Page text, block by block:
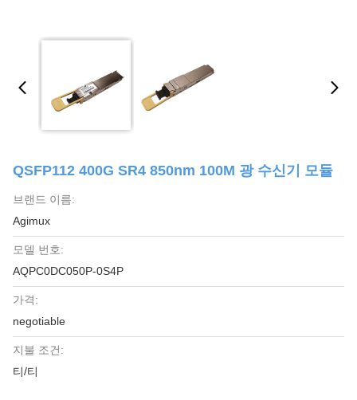
QSFP112 400G SR4 850nm 100M 광 수신기 모듈
브랜드 이름:
Agimux
모델 번호:
AQPC0DC050P-0S4P
가격:
negotiable
지불 조건:
티/티